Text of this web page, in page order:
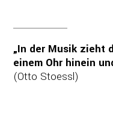
„In der Musik zieht
einem Ohr hinein
(Otto Stoessl)